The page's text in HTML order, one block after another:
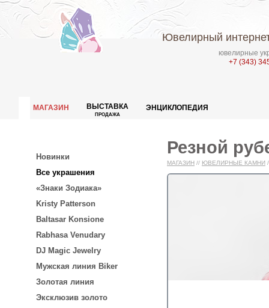
Ювелирный
ювелирные
+7 (343)
МАГАЗИН ВЫСТАВКА
ПРОДАЖА
ЭНЦИКЛОПЕДИЯ
Новинки
Все украшения
«Знаки Зодиака»
Kristy Patterson
Baltasar Konsione
Rabhasa Venudary
DJ Magic Jewelry
Мужская линия Biker
Золотая линия
Эксклюзив золото
Резной
МАГАЗИН // ЮВЕЛИРНЫЕ КАМНИ